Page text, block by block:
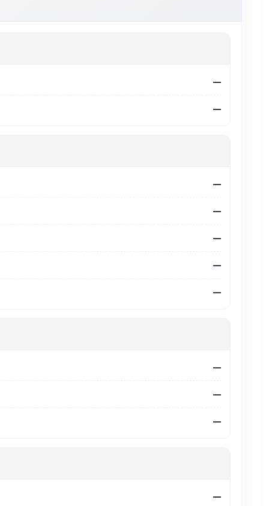
—
—
—
—
—
—
—
—
—
—
—